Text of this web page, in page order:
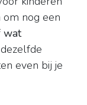
nog een
wat
even bij je